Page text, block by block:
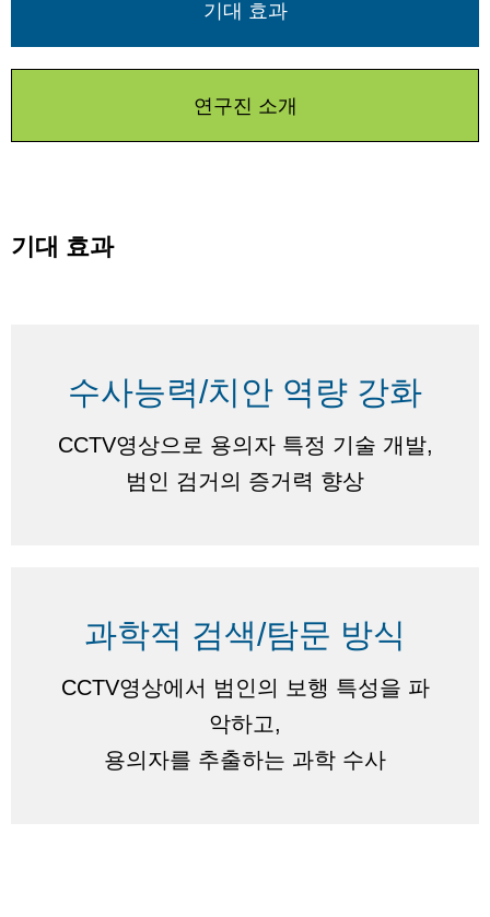
기대 효과
연구진 소개
기대 효과
수사능력/치안 역량 강화
CCTV영상으로 용의자 특정 기술 개발,
범인 검거의 증거력 향상
과학적 검색/탐문 방식
CCTV영상에서 범인의 보행 특성을 파
악하고,
용의자를 추출하는 과학 수사